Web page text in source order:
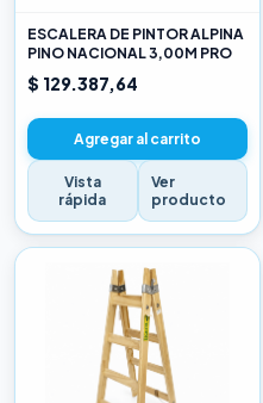
ESCALERA DE PINTOR ALPINA
PINO NACIONAL 3,00M PRO
$ 129.387,64
Agregar al carrito
Vista
rápida
Ver
producto